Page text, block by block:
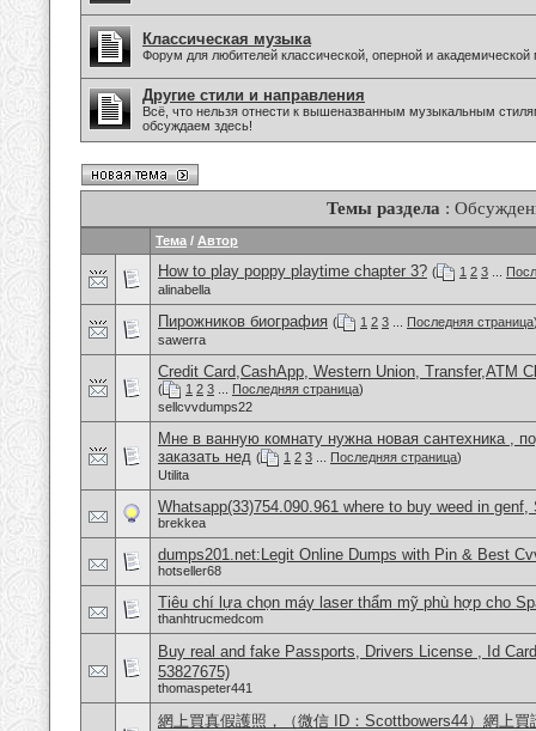
Классическая музыка
Форум для любителей классической, оперной и академической
Другие стили и направления
Всё, что нельзя отнести к вышеназванным музыкальным
обсуждаем здесь!
Темы раздела :
Тема / Автор
How to play poppy playtime chapter 3? ( 1 2 3
alinabella
Пирожников биография ( 1 2 3 Последняя страница
sawerra
Credit Card,CashApp, Western Union, Transfer,ATM
( 1 2 3 Последняя страница)
sellcvvdumps22
Мне в ванную комнату нужна новая сантехника ,
заказать нед ( 1 2 3 Последняя страница)
Utilita
Whatsapp(33)754.090.961 where to buy weed in genf,
brekkea
dumps201.net:Legit Online Dumps with Pin & Best
hotseller68
Tiêu chí lựa chọn máy laser thẩm mỹ phù hợp cho
thanhtrucmedcom
Buy real and fake Passports, Drivers License , Id
53827675)
thomaspeter441
網上買真假護照，（微信 ID：Scottbowers44）網上